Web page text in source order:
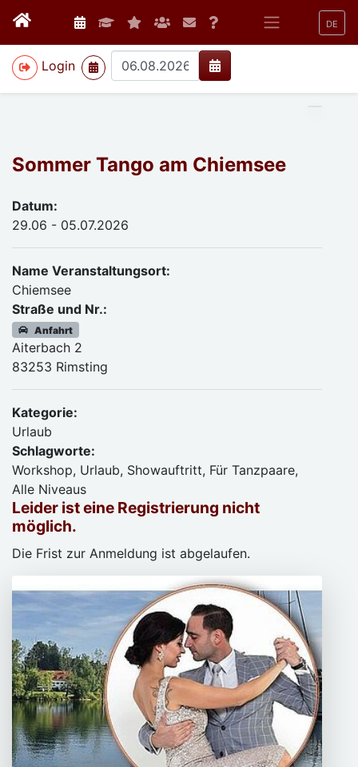
DE
Login
>
Sommer Tango am Chiemsee
Datum:
29.06 - 05.07.2026
Name Veranstaltungsort:
Chiemsee
Straße und Nr.:
Anfahrt
Aiterbach 2
83253 Rimsting
Kategorie:
Urlaub
Schlagworte:
Workshop, Urlaub, Showauftritt, Für Tanzpaare,
Alle Niveaus
Leider ist eine Registrierung nicht
möglich.
Die Frist zur Anmeldung ist abgelaufen.